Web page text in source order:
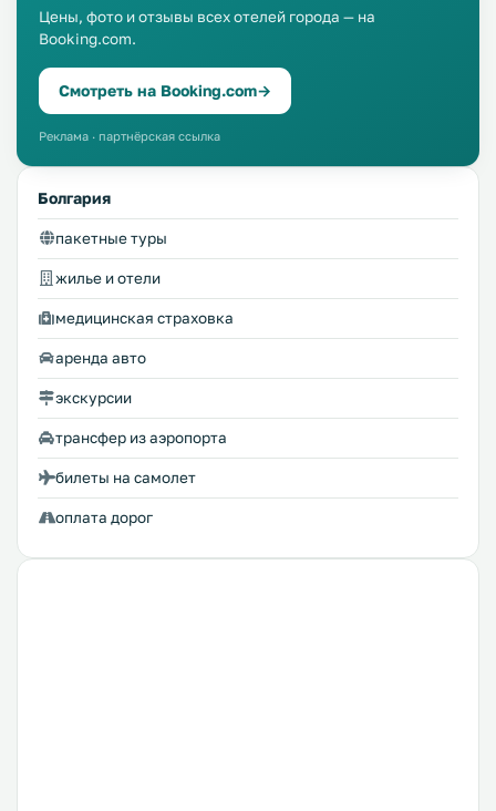
Цены, фото и отзывы всех отелей города — на
Booking.com.
Смотреть на Booking.com→
Реклама · партнёрская ссылка
Болгария
пакетные туры
жилье и отели
медицинская страховка
аренда авто
экскурсии
трансфер из аэропорта
билеты на самолет
оплата дорог